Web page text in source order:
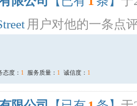
用户对他的一条点
态度： 1 服务质量： 1 诚信度： 1